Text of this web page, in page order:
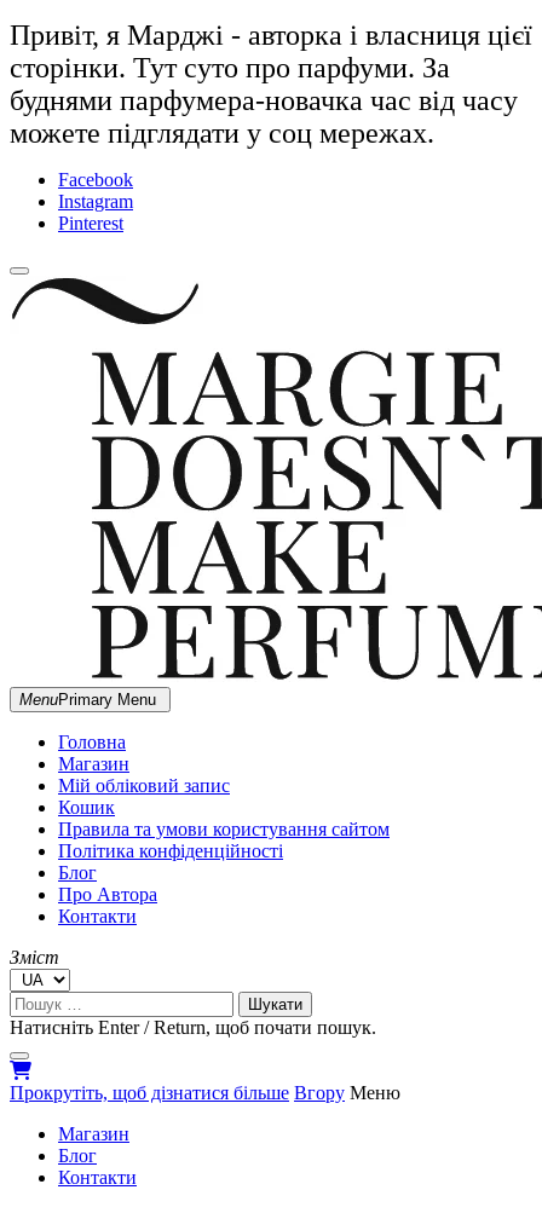
Привіт, я Марджі - авторка і власниця цієї
сторінки. Тут суто про парфуми. За
буднями парфумера-новачка час від часу
можете підглядати у соц мережах.
Facebook
Instagram
Pinterest
close
sidebar
Skip
to
MARGIE
DOESN'T
MAKE
PERFUMES
Незалежна українська парфумерія
MenuPrimary Menu
Головна
Магазин
Мій обліковий запис
Кошик
Правила та умови користування сайтом
Політика конфіденційності
Блог
Про Автора
Контакти
Зміст
Пошук:
Натисніть Enter / Return, щоб почати пошук.
close
search
form
open
search
open
sidebar
Прокрутіть, щоб дізнатися більше Вгору Меню
Магазин
Блог
Контакти